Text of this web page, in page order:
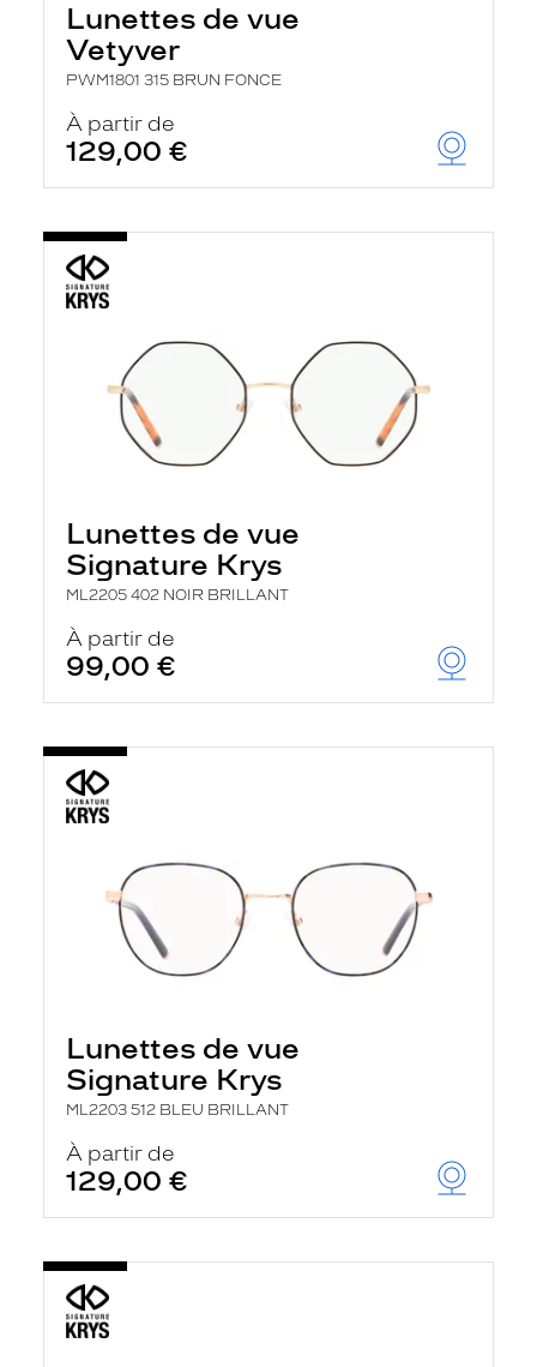
Lunettes de vue
Vetyver
PWM1801 315 BRUN FONCE
À partir de
129,00 €
Lunettes de vue
Signature Krys
ML2205 402 NOIR BRILLANT
À partir de
99,00 €
Lunettes de vue
Signature Krys
ML2203 512 BLEU BRILLANT
À partir de
129,00 €